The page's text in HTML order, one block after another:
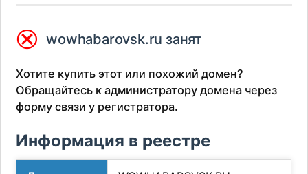
⮿ wowhabarovsk.ru занят
Хотите купить этот или похожий домен?
Обращайтесь к администратору домена через
форму связи у регистратора.
Информация в реестре